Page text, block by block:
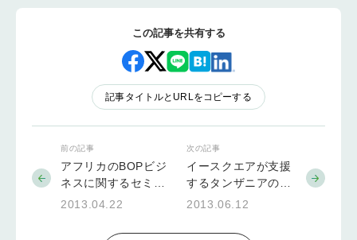
この記事を共有する
記事タイトルとURLをコピーする
前の記事
アフリカのBOPビジ
ネスに関するセミナ
ーを開催
2013.04.22
次の記事
イースクエアが支援
するタンザニアの干
しいもプロジェクト
のTV東京「ガイアの
2013.06.12